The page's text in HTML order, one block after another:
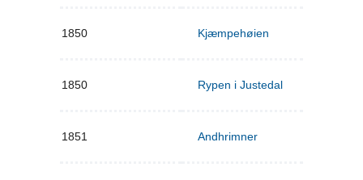
1850 Kjæmpehøien
1850 Rypen i Justedal
1851 Andhrimner